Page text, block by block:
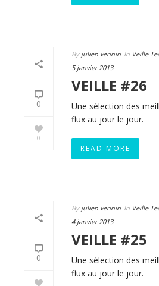
0
0
By julien vennin In Veille
5 janvier 2013
VEILLE #26
Une sélection des
flux au jour le jour.
READ MORE
0
By julien vennin In Veille
4 janvier 2013
VEILLE #25
Une sélection des
flux au jour le jour.